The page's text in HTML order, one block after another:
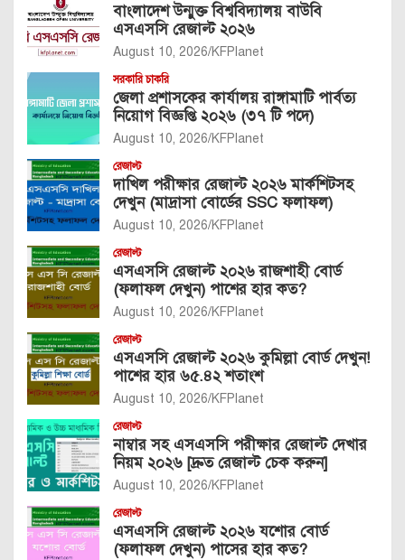
বাংলাদেশ উন্মুক্ত বিশ্ববিদ্যালয় বাউবি
এসএসসি রেজাল্ট ২০২৬
August 10, 2026 KFPlanet
সরকারি চাকরি
জেলা প্রশাসকের কার্যালয় রাঙ্গামাটি পার্বত্য
নিয়োগ বিজ্ঞপ্তি ২০২৬ (৩৭ টি পদে)
August 10, 2026 KFPlanet
রেজাল্ট
দাখিল পরীক্ষার রেজাল্ট ২০২৬ মার্কশিটসহ
দেখুন (মাদ্রাসা বোর্ডের SSC ফলাফল)
August 10, 2026 KFPlanet
রেজাল্ট
এসএসসি রেজাল্ট ২০২৬ রাজশাহী বোর্ড
(ফলাফল দেখুন) পাশের হার কত?
August 10, 2026 KFPlanet
রেজাল্ট
এসএসসি রেজাল্ট ২০২৬ কুমিল্লা বোর্ড দেখুন!
পাশের হার ৬৫.৪২ শতাংশ
August 10, 2026 KFPlanet
রেজাল্ট
নাম্বার সহ এসএসসি পরীক্ষার রেজাল্ট দেখার
নিয়ম ২০২৬ [দ্রুত রেজাল্ট চেক করুন]
August 10, 2026 KFPlanet
রেজাল্ট
এসএসসি রেজাল্ট ২০২৬ যশোর বোর্ড
(ফলাফল দেখুন) পাসের হার কত?